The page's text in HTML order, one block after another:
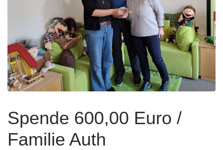
Spende 600,00 Euro /
Familie Auth